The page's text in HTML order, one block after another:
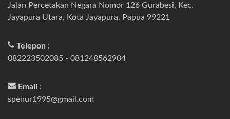
Jalan Percetakan Negara Nomor 126 Gurabesi, Kec.
Jayapura Utara, Kota Jayapura, Papua 99221
Telepon :
082223502085 - 081248562904
Email :
spenur1995@gmail.com